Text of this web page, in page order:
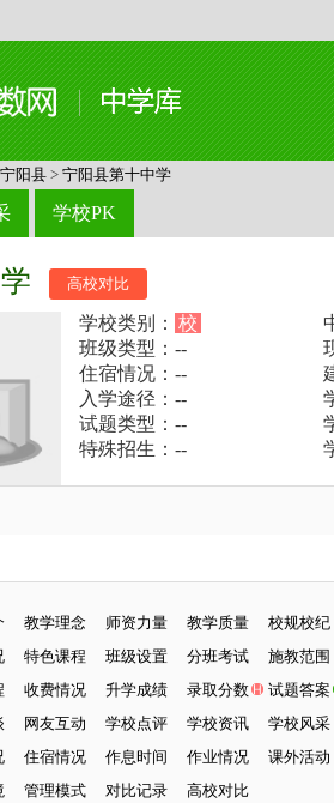
宁阳县 > 宁阳县第十中学
学校PK
高校对比
学校类别： 校
班级类型：--
住宿情况：--
入学途径：--
试题类型：--
特殊招生：--
教学理念 师资力量 教学质量
校规校纪
特色课程 班级设置 分班考试
施教范围
收费情况 升学成绩 录取分数
试题答案
网友互动 学校点评 学校资讯
学校风采
住宿情况 作息时间 作业情况
课外活动
管理模式 对比记录 高校对比